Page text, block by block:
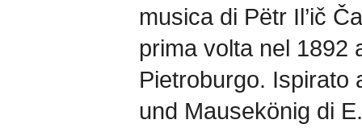
musica di Pëtr Il’ič
prima volta nel 1892
Pietroburgo. Ispirato
und Mausekönig di